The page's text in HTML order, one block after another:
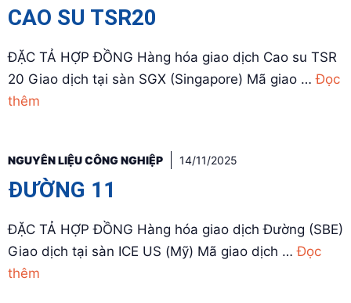
CAO SU TSR20
ĐẶC TẢ HỢP ĐỒNG Hàng hóa giao dịch Cao su TSR
20 Giao dịch tại sàn SGX (Singapore) Mã giao …Đọc
thêm
NGUYÊN LIỆU CÔNG NGHIỆP 14/11/2025
ĐƯỜNG 11
ĐẶC TẢ HỢP ĐỒNG Hàng hóa giao dịch Đường (SBE)
Giao dịch tại sàn ICE US (Mỹ) Mã giao dịch …Đọc
thêm